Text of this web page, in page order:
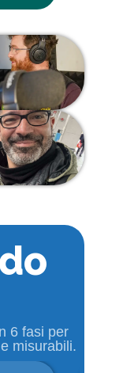
6 fasi per
misurabili.